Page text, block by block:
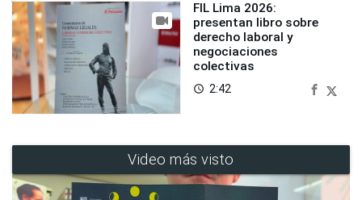
FIL Lima 2026:
presentan libro sobre
derecho laboral y
negociaciones
colectivas
access_time 2:42
Video más visto